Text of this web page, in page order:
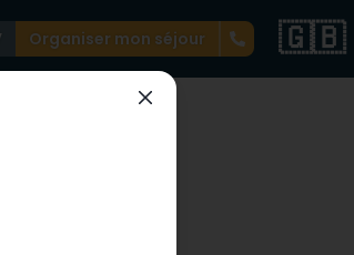
Organiser mon séjour 🇬🇧